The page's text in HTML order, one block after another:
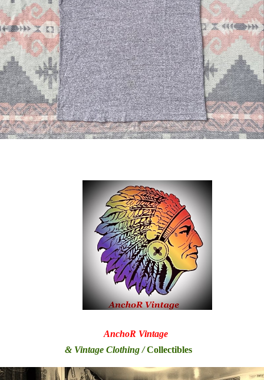
AnchoR Vintage
& Vintage Clothing /Collectibles